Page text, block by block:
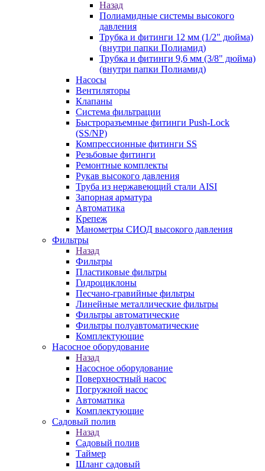
Назад
Полиамидные системы высокого
давления
Трубка и фитинги 12 мм (1/2" дюйма)
(внутри папки Полиамид)
Трубка и фитинги 9,6 мм (3/8" дюйма)
(внутри папки Полиамид)
Насосы
Вентиляторы
Клапаны
Система фильтрации
Быстроразъемные фитинги Push-Lock
(SS/NP)
Компрессионные фитинги SS
Резьбовые фитинги
Ремонтные комплекты
Рукав высокого давления
Труба из нержавеющий стали AISI
Запорная арматура
Автоматика
Крепеж
Манометры СИОД высокого давления
Фильтры
Назад
Фильтры
Пластиковые фильтры
Гидроциклоны
Песчано-гравийные фильтры
Линейные металлические фильтры
Фильтры автоматические
Фильтры полуавтоматические
Комплектующие
Насосное оборудование
Назад
Насосное оборудование
Поверхностный насос
Погружной насос
Автоматика
Комплектующие
Садовый полив
Назад
Садовый полив
Таймер
Шланг садовый